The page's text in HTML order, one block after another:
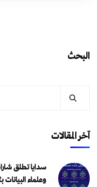
البحث
آخر المقالات
سدايا تطلق
وعلماء